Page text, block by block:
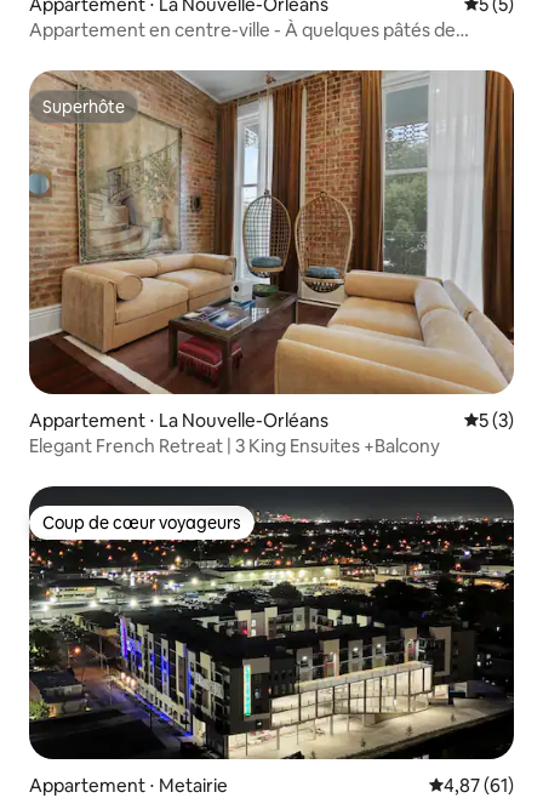
Appartement ⋅ La Nouvelle-Orléans
5 (5)
Appartement en centre-ville - À quelques pâtés de
Superhôte
Superhôte
Appartement ⋅ La Nouvelle-Orléans
5 (3)
Elegant French Retreat | 3 King Ensuites +Balcony
Coup de cœur voyageurs
Coup de cœur voyageurs
Appartement ⋅ Metairie Évaluation
4,87 (61)